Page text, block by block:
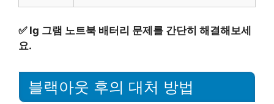
✅ lg 그램 노트북 배터리 문제를 간단히 해결해보세
요.
블랙아웃 후의 대처 방법